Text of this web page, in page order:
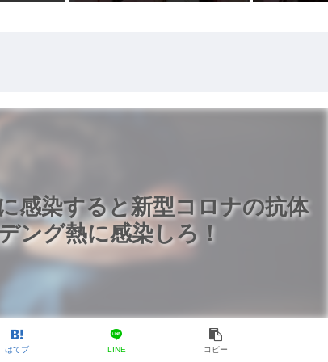
感染すると新型コロナの抗体
ング熱に感染しろ！
はてブ LINE コピー